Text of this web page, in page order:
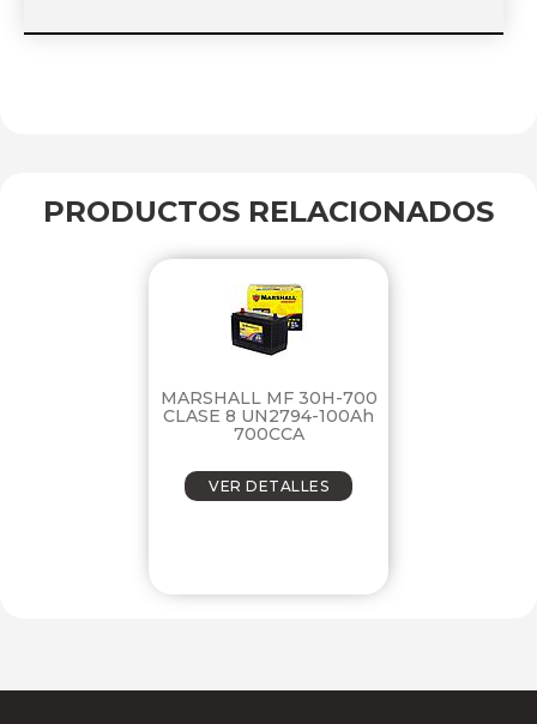
PRODUCTOS RELACIONADOS
MARSHALL MF 30H-700
CLASE 8 UN2794-100Ah
700CCA
VER DETALLES